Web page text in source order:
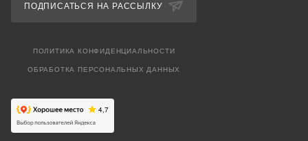
ПОДПИСАТЬСЯ НА РАССЫЛКУ
ПОЛИТИКА КОНФИДЕНЦИАЛЬНОСТИ
ОБРАБОТКА ПЕРСОНАЛЬНЫХ ДАННЫХ